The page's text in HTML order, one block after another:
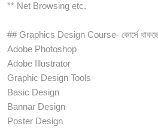
** Net Browsing etc.
## Graphics Design Course- কোর্সে
Adobe Photoshop
Adobe Illustrator
Graphic Design Tools
Basic Design
Bannar Design
Poster Design